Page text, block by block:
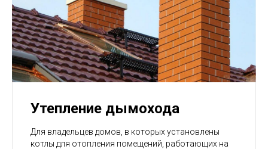
Утепление дымохода
Для владельцев домов, в которых установлены
котлы для отопления помещений, работающих на